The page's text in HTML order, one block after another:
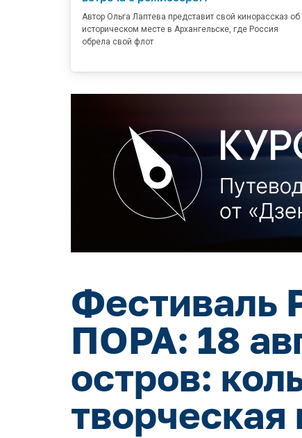
Автор Ольга Лаптева представит свой кинорассказ об
историческом месте в Архангельске, где Россия
обрела свой флот
Фестиваль
ПОРА: 18
остров: